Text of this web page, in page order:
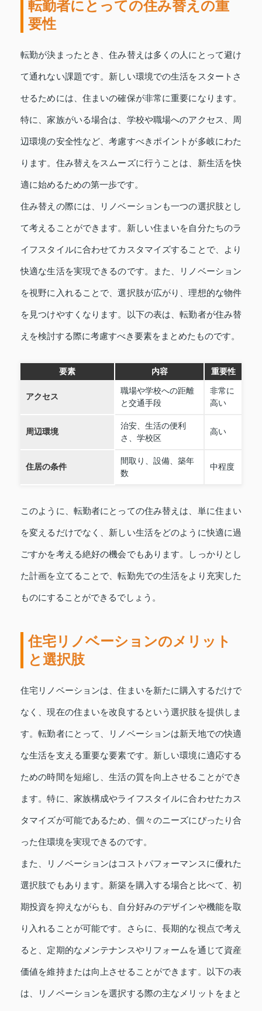
転勤者にとっての住み替えの重
要性
転勤が決まったとき、住み替えは多くの人にとって避け
て通れない課題です。新しい環境での生活をスタートさ
せるためには、住まいの確保が非常に重要になります。
特に、家族がいる場合は、学校や職場へのアクセス、周
辺環境の安全性など、考慮すべきポイントが多岐にわた
ります。住み替えをスムーズに行うことは、新生活を快
適に始めるための第一歩です。
住み替えの際には、リノベーションも一つの選択肢とし
て考えることができます。新しい住まいを自分たちのラ
イフスタイルに合わせてカスタマイズすることで、より
快適な生活を実現できるのです。また、リノベーション
を視野に入れることで、選択肢が広がり、理想的な物件
を見つけやすくなります。以下の表は、転勤者が住み替
えを検討する際に考慮すべき要素をまとめたものです。
要素 内容 重要性
アクセス
職場や学校への距離
と交通手段
非常に
高い
周辺環境
治安、生活の便利
さ、学校区
高い
住居の条件
間取り、設備、築年
数
中程度
このように、転勤者にとっての住み替えは、単に住まい
を変えるだけでなく、新しい生活をどのように快適に過
ごすかを考える絶好の機会でもあります。しっかりとし
た計画を立てることで、転勤先での生活をより充実した
ものにすることができるでしょう。
住宅リノベーションのメリット
と選択肢
住宅リノベーションは、住まいを新たに購入するだけで
なく、現在の住まいを改良するという選択肢を提供しま
す。転勤者にとって、リノベーションは新天地での快適
な生活を支える重要な要素です。新しい環境に適応する
ための時間を短縮し、生活の質を向上させることができ
ます。特に、家族構成やライフスタイルに合わせたカス
タマイズが可能であるため、個々のニーズにぴったり合
った住環境を実現できるのです。
また、リノベーションはコストパフォーマンスに優れた
選択肢でもあります。新築を購入する場合と比べて、初
期投資を抑えながらも、自分好みのデザインや機能を取
り入れることが可能です。さらに、長期的な視点で考え
ると、定期的なメンテナンスやリフォームを通じて資産
価値を維持または向上させることができます。以下の表
は、リノベーションを選択する際の主なメリットをまと